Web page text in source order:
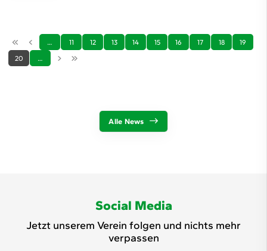
… 11 12 13 14 15 16 17 18
19
20
…
Alle News
Social Media
Jetzt unserem Verein folgen und nichts mehr
verpassen